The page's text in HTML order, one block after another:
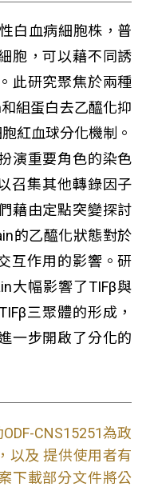
白血病細胞株，普
胞，可以藉不同誘
此研究聚焦於兩種
組蛋白去乙醯化抑
紅血球分化機制。
演重要角色的染色
召集其他轉錄因子
藉由定點突變探討
的乙醯化狀態對於
互作用的影響。研
大幅影響了TIFβ與
三聚體的形成，
一步開啟了分化的
CNS15251為政
以及 提供使用者有
下載部分文件將公